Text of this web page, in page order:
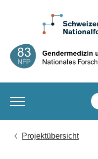
Projektübersicht